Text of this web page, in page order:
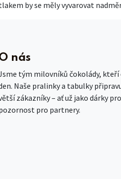
by se měly vyvarovat
nás
tým milovníků čokolády, kteří
Naše pralinky a tabulky
zákazníky – ať už jako dárky
pro partnery.